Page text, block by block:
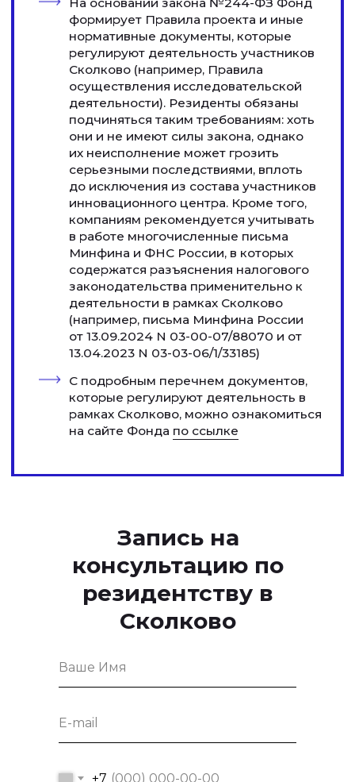
Запись на
консультацию по
резидентству в
Сколково
+7
БОЖОР МИХАИЛ ЮРЬЕВИЧ
цифрового права
(fintech)
политикой
обработки персональных данных